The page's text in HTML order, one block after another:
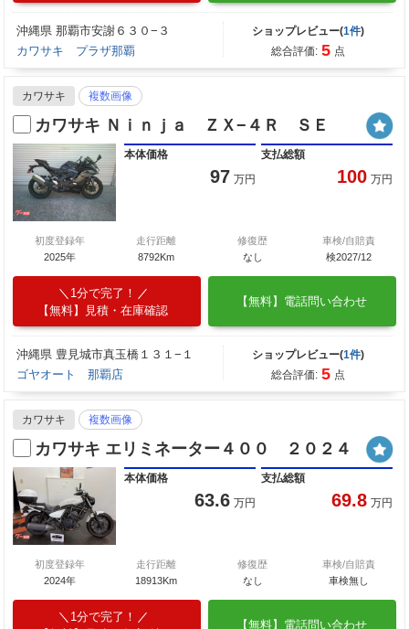
沖縄県 那覇市安謝６３０−３
カワサキ プラザ那覇
ショップレビュー(1件)
総合評価: 5 点
カワサキ 複数画像
カワサキ Ｎｉｎｊａ ＺＸ−４Ｒ ＳＥ
本体価格
97 万円
支払総額
100 万円
初度登録年
2025年
走行距離
8792Km
修復歴
なし
車検/自賠責
検2027/12
1分で完了！
【無料】見積・在庫確認
【無料】電話問い合わせ
沖縄県 豊見城市真玉橋１３１−１
ゴヤオート 那覇店
ショップレビュー(1件)
総合評価: 5 点
カワサキ 複数画像
カワサキ エリミネーター４００ ２０２４
本体価格
63.6 万円
支払総額
69.8 万円
初度登録年
2024年
走行距離
18913Km
修復歴
なし
車検/自賠責
車検無し
1分で完了！
【無料】電話問い合わせ